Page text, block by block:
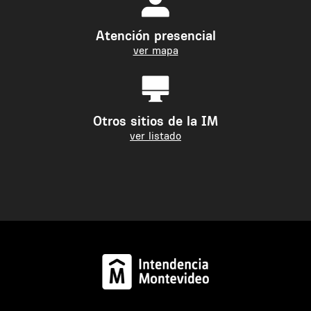
Atención presencial
ver mapa
Otros sitios de la IM
ver listado